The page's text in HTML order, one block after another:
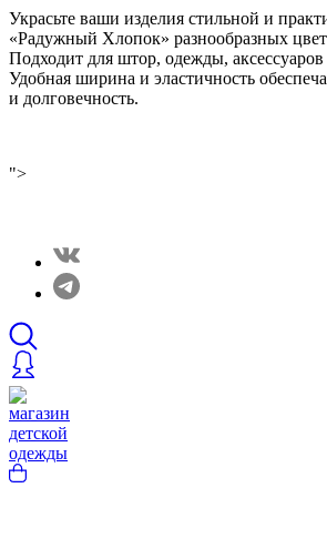
Украсьте ваши изделия стильной и
«Радужный Хлопок» разнообразных
Подходит для штор, одежды,
Удобная ширина и эластичность
и долговечность.
">